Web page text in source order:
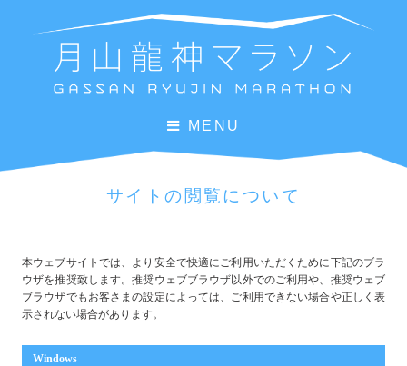
MENU
サイトの閲覧について
本ウェブサイトでは、より安全で快適にご利用いただくために下記のブラ
ウザを推奨致します。推奨ウェブブラウザ以外でのご利用や、推奨ウェブ
ブラウザでもお客さまの設定によっては、ご利用できない場合や正しく表
示されない場合があります。
Windows